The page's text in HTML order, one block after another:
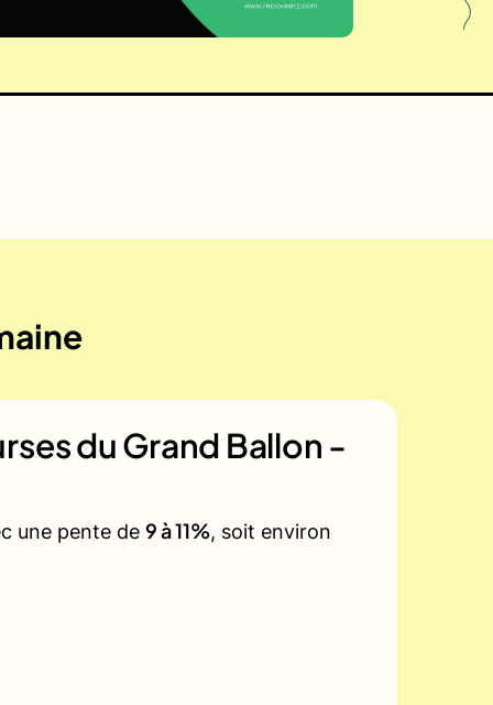
du Grand Ballon -
une pente de 9 à 11%, soit environ